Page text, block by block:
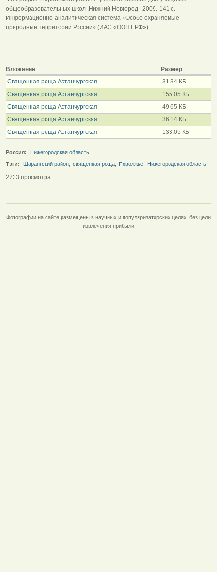
общеобразовательных школ ,Нижний Новгород, 2009.-141 с.
Информационно-аналитическая система «Особо охраняемые
природные территории России» (ИАС «ООПТ РФ»)
Вложение
Размер
Священная роща Астанчургская
31.34 КБ
Священная роща Астанчургская
155.05 КБ
Священная роща Астанчургская
49.65 КБ
Священная роща Астанчургская
36.14 КБ
Священная роща Астанчургская
133.05 КБ
Россия:
Нижегородская область
Тэги:
Шарангский район священная роща Поволжье Нижегородская область
2733 просмотра
Фотографии на сайте размещены в научных и популяризаторских целях, без цели
извлечения прибыли